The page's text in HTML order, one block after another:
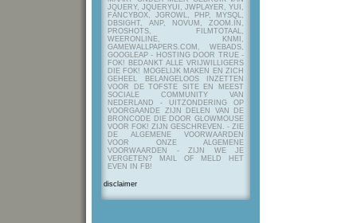
JQUERY, JQUERYUI, JWPLAYER, YUI,
FANCYBOX, JGROWL, PHP, MYSQL,
DBSIGHT, ANP, NOVUM, ZOOM.IN,
PROSHOTS, FILMTOTAAL,
WEERONLINE, KNMI,
GAMEWALLPAPERS.COM, WEBADS,
GOOGLEAP - HOSTING DOOR TRUE -
FOK! BEDANKT ALLE VRIJWILLIGERS
DIE FOK! MOGELIJK MAKEN EN ZICH
GEHEEL BELANGELOOS INZETTEN
VOOR DE TOFSTE SITE EN MEEST
SOCIALE COMMUNITY VAN
NEDERLAND - UITZONDERING OP
VOORGAANDE ZIJN DELEN VAN DE
BRONCODE DIE DOOR GLOWMOUSE
VOOR FOK! ZIJN GESCHREVEN. - ZIE
DE ALGEMENE VOORWAARDEN
VOOR ONZE ALGEMENE
VOORWAARDEN - ZIJN WE JE
VERGETEN? MAIL OF MELD HET
EVEN IN FB!
disclaimer